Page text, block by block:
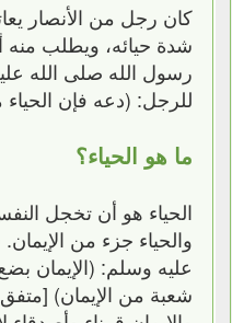
كان رجل من الأنصار
شدة حيائه، ويطلب منه
رسول الله صلى الله
للرجل: (دعه فإن
ما هو الحياء؟
الحياء هو أن تخجل
والحياء جزء من
عليه وسلم: (الإيمان
شعبة من الإيمان)